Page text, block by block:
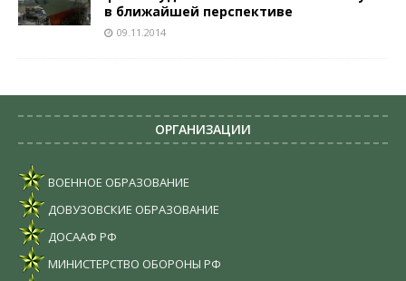
в ближайшей перспективе
09.11.2014
ОРГАНИЗАЦИИ
ВОЕННОЕ ОБРАЗОВАНИЕ
ДОВУЗОВСКИЕ ОБРАЗОВАНИЕ
ДОСААФ РФ
МИНИСТЕРСТВО ОБОРОНЫ РФ